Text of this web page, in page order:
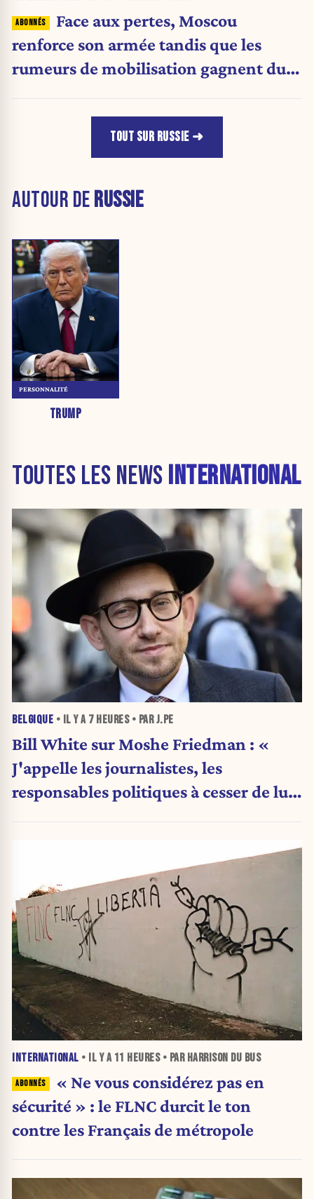
Face aux pertes, Moscou
renforce son armée tandis que les
rumeurs de mobilisation gagnent du
TOUT SUR RUSSIE
AUTOUR DERUSSIE
TRUMP
PERSONNALITÉ
TOUTES LES NEWS INTERNATIONAL
BELGIQUE • IL Y A 7 HEURES• PAR J.PE
Bill White sur Moshe Friedman : «
J'appelle les journalistes, les
responsables politiques à cesser de lui
INTERNATIONAL • IL Y A 11 HEURES• PAR HARRISON DU BUS
« Ne vous considérez pas en
sécurité » : le FLNC durcit le ton
contre les Français de métropole